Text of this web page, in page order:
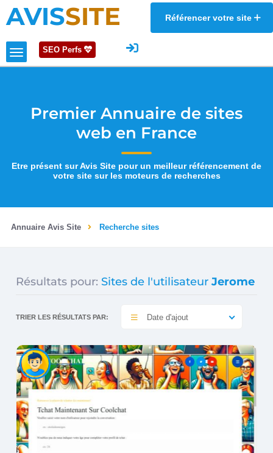
AVISSITE Référencer votre site
SEO Perfs
Premier Annuaire de sites
web en France
Etre présent sur Avis Site pour un meilleur référencement de
votre site sur les moteurs de recherches
Annuaire Avis Site Recherche sites
Résultats pour: Sites de l'utilisateur Jerome
TRIER LES RÉSULTATS PAR: Date d'ajout